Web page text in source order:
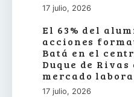
17 julio, 2026
El 63% del
acciones
Batá en el
Duque de Rivas
mercado
17 julio, 2026